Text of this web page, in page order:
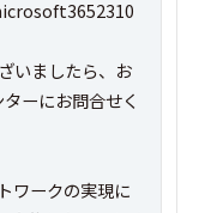
いましたら、お
ーにお問合せく
ワークの実現に